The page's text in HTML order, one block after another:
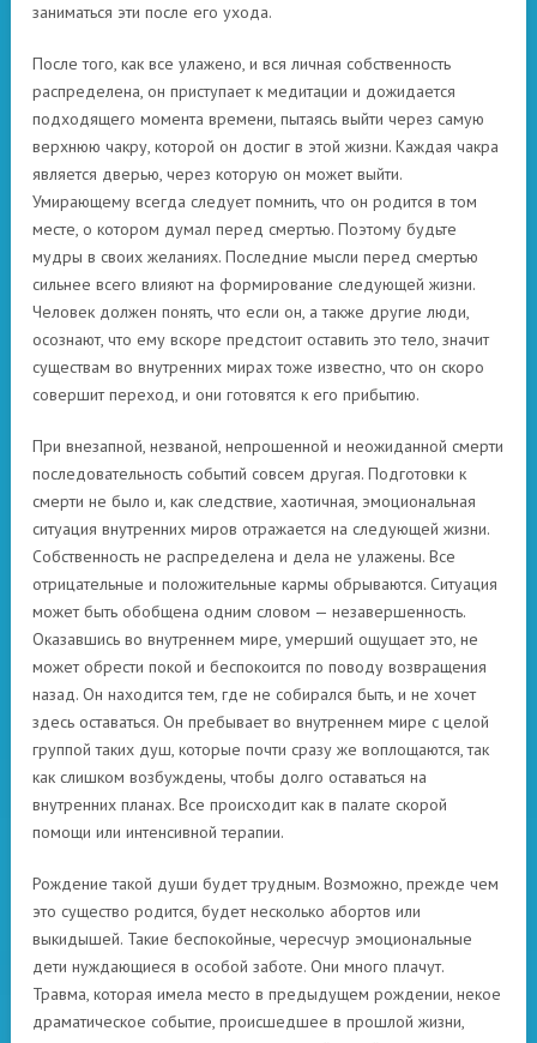
заниматься эти после его ухода.
После того, как все улажено, и вся личная собственность
распределена, он приступает к медитации и дожидается
подходящего момента времени, пытаясь выйти через самую
верхнюю чакру, которой он достиг в этой жизни. Каждая чакра
является дверью, через которую он может выйти.
Умирающему всегда следует помнить, что он родится в том
месте, о котором думал перед смертью. Поэтому будьте
мудры в своих желаниях. Последние мысли перед смертью
сильнее всего влияют на формирование следующей жизни.
Человек должен понять, что если он, а также другие люди,
осознают, что ему вскоре предстоит оставить это тело, значит
существам во внутренних мирах тоже известно, что он скоро
совершит переход, и они готовятся к его прибытию.
При внезапной, незваной, непрошенной и неожиданной смерти
последовательность событий совсем другая. Подготовки к
смерти не было и, как следствие, хаотичная, эмоциональная
ситуация внутренних миров отражается на следующей жизни.
Собственность не распределена и дела не улажены. Все
отрицательные и положительные кармы обрываются. Ситуация
может быть обобщена одним словом — незавершенность.
Оказавшись во внутреннем мире, умерший ощущает это, не
может обрести покой и беспокоится по поводу возвращения
назад. Он находится тем, где не собирался быть, и не хочет
здесь оставаться. Он пребывает во внутреннем мире с целой
группой таких душ, которые почти сразу же воплощаются, так
как слишком возбуждены, чтобы долго оставаться на
внутренних планах. Все происходит как в палате скорой
помощи или интенсивной терапии.
Рождение такой души будет трудным. Возможно, прежде чем
это существо родится, будет несколько абортов или
выкидышей. Такие беспокойные, чересчур эмоциональные
дети нуждающиеся в особой заботе. Они много плачут.
Травма, которая имела место в предыдущем рождении, некое
драматическое событие, происшедшее в прошлой жизни,